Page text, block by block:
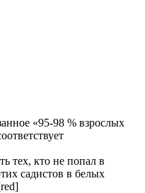
«95-98 % взрослых
тех, кто не попал в
садистов в белых